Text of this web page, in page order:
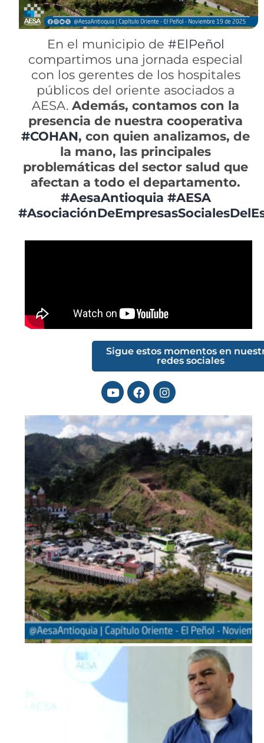
En el municipio de #ElPeñol
compartimos una jornada especial
con los gerentes de los hospitales
públicos del oriente asociados a
AESA.Además, contamos con la
presencia de nuestra cooperativa
#COHAN, con quien analizamos, de
la mano, las principales
problemáticas del sector salud que
afectan a todo el departamento.
#AesaAntioquia #AESA
Sigue estos momentos en
redes sociales